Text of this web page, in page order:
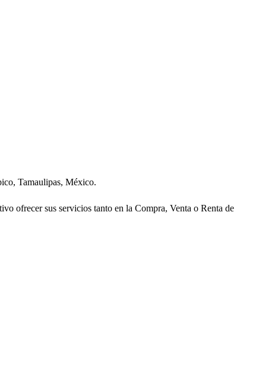
Tamaulipas, México.
ofrecer sus servicios tanto en la Compra, Venta o Renta de